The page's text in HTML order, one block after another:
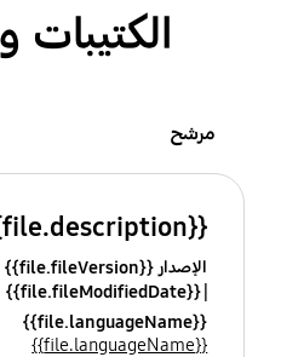
الكتيبات
مرشح
{{file.description}}
الإصدار {{file.fileVersion}}
{{file.fileModifiedDate}}
{{file.languageName}}
{{file.languageName}}